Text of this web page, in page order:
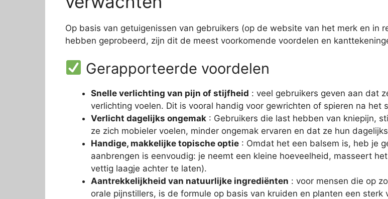
Op basis van getuigenissen van gebruikers (op de website van het merk en in
hebben geprobeerd, zijn dit de meest voorkomende voordelen en
Gerapporteerde voordelen
Snelle verlichting van pijn of stijfheid : veel gebruikers geven aan dat
verlichting voelen. Dit is vooral handig voor gewrichten of spieren na
Verlicht dagelijks ongemak: Gebruikers die last hebben van kniepijn,
ze zich mobieler voelen, minder ongemak ervaren en dat ze hun
Handige, makkelijke topische optie: Omdat het een balsem is, heb je
aanbrengen is eenvoudig: je neemt een kleine hoeveelheid, masseert
vettig laagje achter te laten).
Aantrekkelijkheid van natuurlijke ingrediënten : voor mensen die op
orale pijnstillers, is de formule op basis van kruiden en planten een sterk